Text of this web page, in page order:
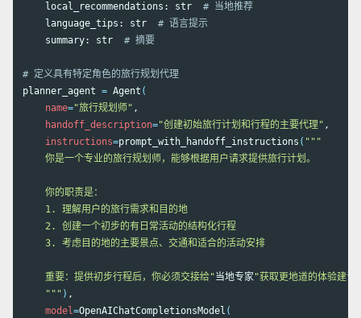
    local_recommendations: str
# 当地推荐
    language_tips: str
# 语言提示
    summary: str
# 摘要
# 定义具有特定角色的旅行规划代理
planner_agent = Agent (
name="旅行规划师" ,
handoff_description="创建初始旅行计划和行程的主要代理" ,
instructions=prompt_with_handoff_instructions ( """
    你是一个专业的旅行规划师，能够根据用户请求提供旅行计划。
    你的职责是：
    1. 理解用户的旅行需求和目的地
    2. 创建一个初步的有日常活动的结构化行程
    3. 考虑目的地的主要景点、交通和适合的活动安排
    重要：提供初步行程后，你必须交接给"
当地专家"获取更地道的体验建
    """
) ,
model=OpenAIChatCompletionsModel (